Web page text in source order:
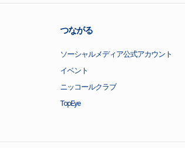
つながる
ソーシャルメディア公式アカウント
イベント
ニッコールクラブ
TopEye